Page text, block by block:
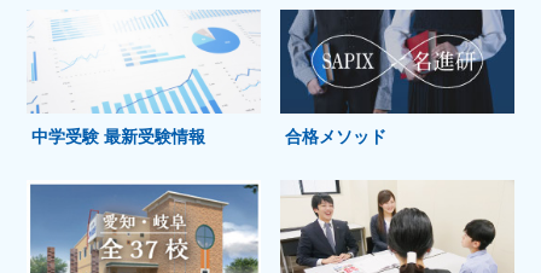
中学受験 最新受験情報 合格メソッド